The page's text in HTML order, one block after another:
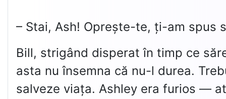
– Stai, Ash! Oprește-te, ți-am spus
Bill, strigând disperat în timp ce
asta nu însemna că nu-l durea.
salveze viața. Ashley era furios —